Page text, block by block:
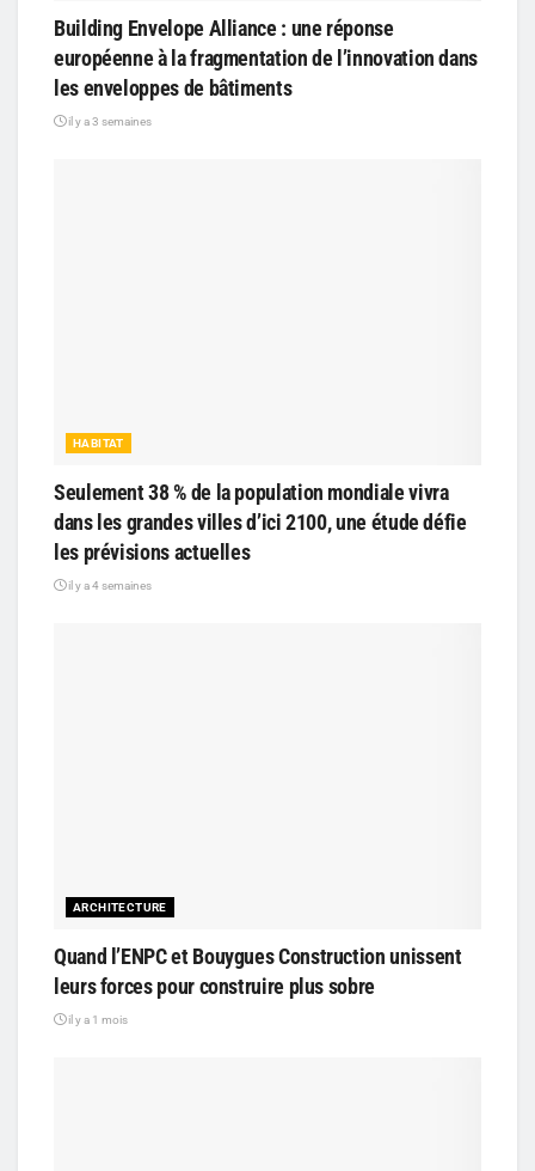
Building Envelope Alliance : une réponse
européenne à la fragmentation de l’innovation dans
les enveloppes de bâtiments
il y a 3 semaines
HABITAT
Seulement 38 % de la population mondiale vivra
dans les grandes villes d’ici 2100, une étude défie
les prévisions actuelles
il y a 4 semaines
ARCHITECTURE
Quand l’ENPC et Bouygues Construction unissent
leurs forces pour construire plus sobre
il y a 1 mois